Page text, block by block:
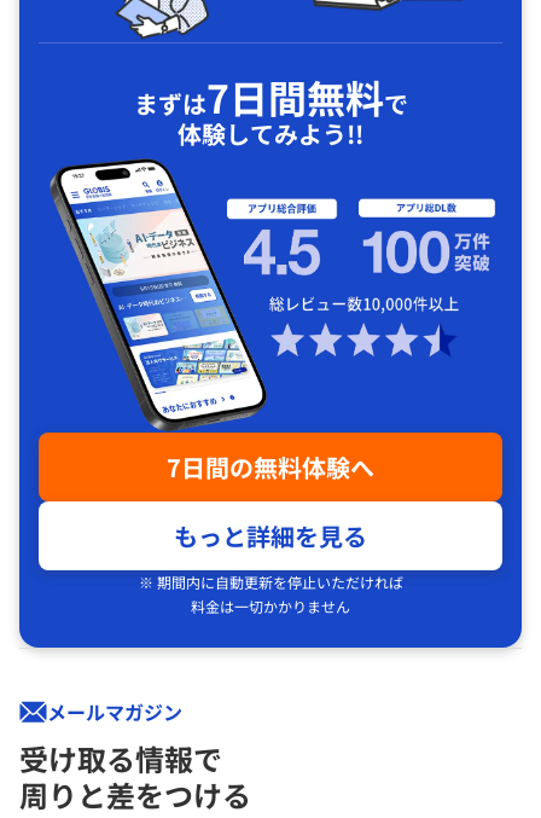
まずは7日間無料で
体験してみよう!!
7日間の無料体験へ
もっと詳細を見る
※ 期間内に自動更新を停止いただければ
料金は一切かかりません
メールマガジン
受け取る情報で
周りと差をつける